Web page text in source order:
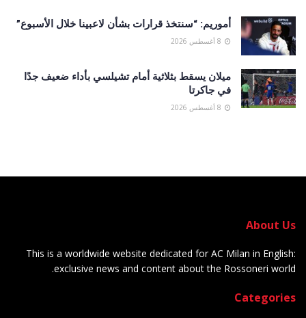
أموريم: “سنتخذ قرارات بشأن لاعبينا خلال الأسبوع”
ميلان يسقط بثلاثية أمام تشيلسي بأداء ضعيف جدًا
في جاكرتا
About Us
This is a worldwide website dedicated for AC Milan in English:
exclusive news and content about the Rossoneri world.
Categories